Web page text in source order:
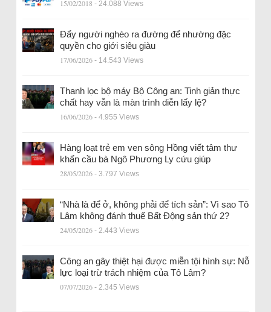
15/02/2018 - 24.088 Views
Đẩy người nghèo ra đường để nhường đặc
quyền cho giới siêu giàu
17/06/2026 - 14.543 Views
Thanh lọc bộ máy Bộ Công an: Tinh giản thực
chất hay vẫn là màn trình diễn lấy lệ?
16/06/2026 - 4.955 Views
Hàng loạt trẻ em ven sông Hồng viết tâm thư
khẩn cầu bà Ngô Phương Ly cứu giúp
28/05/2026 - 3.797 Views
“Nhà là để ở, không phải để tích sản”: Vì sao Tô
Lâm không đánh thuế Bất Động sản thứ 2?
24/05/2026 - 2.443 Views
Công an gây thiệt hại được miễn tội hình sự: Nỗ
lực loại trừ trách nhiệm của Tô Lâm?
07/07/2026 - 2.345 Views